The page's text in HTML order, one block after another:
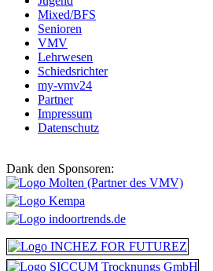
Mixed/BFS
Senioren
VMV
Lehrwesen
Schiedsrichter
my-vmv24
Partner
Impressum
Datenschutz
Dank den Sponsoren: